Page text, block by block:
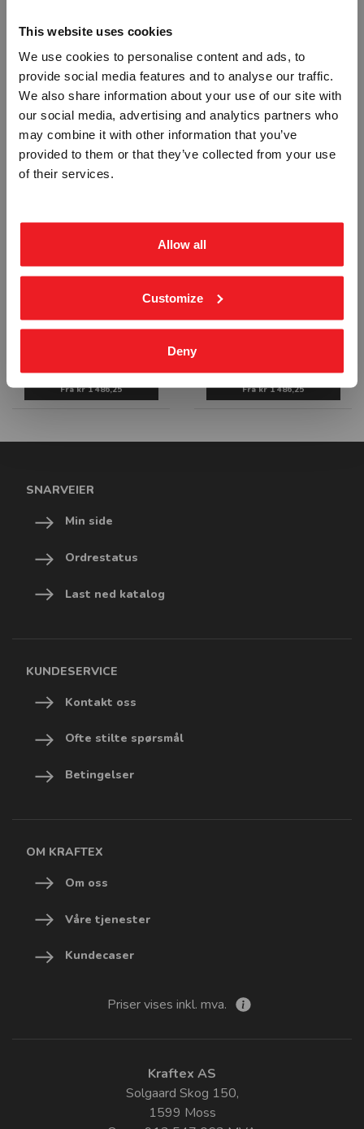
This website uses cookies
We use cookies to personalise content and ads, to
provide social media features and to analyse our traffic.
We also share information about your use of our site with
our social media, advertising and analytics partners who
may combine it with other information that you’ve
provided to them or that they’ve collected from your use
of their services.
Allow all
Customize
Deny
527.3 MS BLINDVEI STENGT FOR
BILTRAFIKK - ALUMINIUM KL1
TRA-1310
521.1 MS SYKKELFELT
SIDEPLASSERT - ALUMINIUM KL1
REFLEKS
TRA-1303
Frakr 1 486,25
Frakr 1 486,25
SNARVEIER
Min side
Ordrestatus
Last ned katalog
KUNDESERVICE
Kontakt oss
Ofte stilte spørsmål
Betingelser
OM KRAFTEX
Om oss
Våre tjenester
Kundecaser
Priser vises inkl. mva.
Kraftex AS
Solgaard Skog 150,
1599 Moss
Vennligst velg portal
BEDRIFT PRIVAT